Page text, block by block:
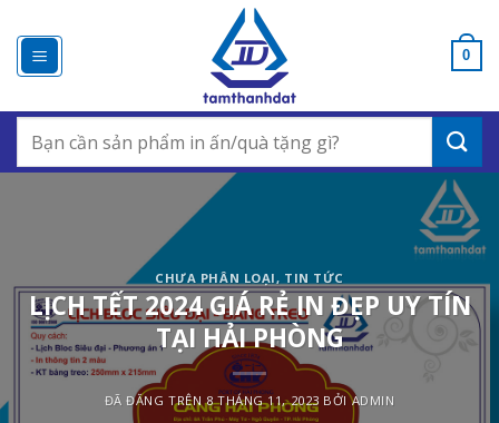
đến
nội
0
for:
CHƯA PHÂN LOẠI, TIN TỨC
LỊCH TẾT 2024 GIÁ RẺ IN ĐẸP UY TÍN
TẠI HẢI PHÒNG
ĐÃ ĐĂNG TRÊN8 THÁNG 11, 2023 BỞIADMIN